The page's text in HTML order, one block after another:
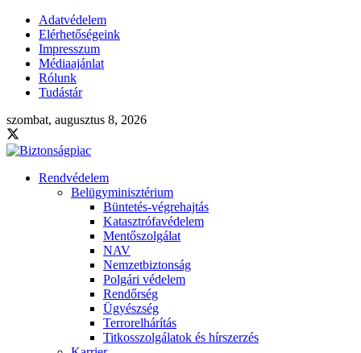
Adatvédelem
Elérhetőségeink
Impresszum
Médiaajánlat
Rólunk
Tudástár
szombat, augusztus 8, 2026
Rendvédelem
Belügyminisztérium
Büntetés-végrehajtás
Katasztrófavédelem
Mentőszolgálat
NAV
Nemzetbiztonság
Polgári védelem
Rendőrség
Ügyészség
Terrorelhárítás
Titkosszolgálatok és hírszerzés